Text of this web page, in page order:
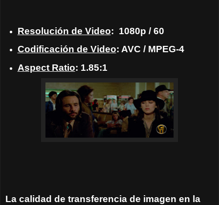
Resolución de Video: 1080p / 60
Codificación de Video: AVC / MPEG-4
Aspect Ratio: 1.85:1
La calidad de transferencia de imagen en la